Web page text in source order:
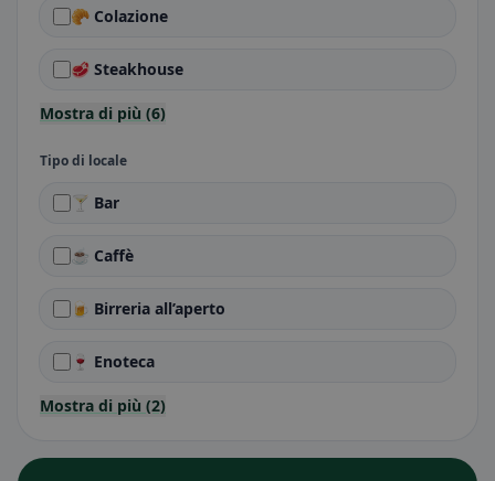
🥐 Colazione
🥩 Steakhouse
Mostra di più (6)
Tipo di locale
🍸 Bar
☕ Caffè
🍺 Birreria all’aperto
🍷 Enoteca
Mostra di più (2)